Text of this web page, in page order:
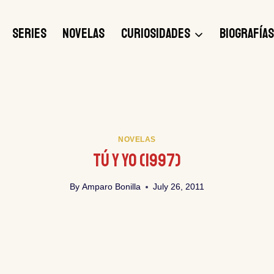
SERIES NOVELAS CURIOSIDADES BIOGRAFÍAS
NOVELAS
Tú Y Yo (1997)
By Amparo Bonilla July 26, 2011